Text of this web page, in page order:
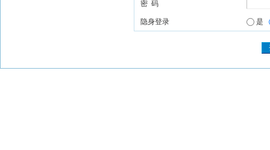
密 码
隐身登录 是